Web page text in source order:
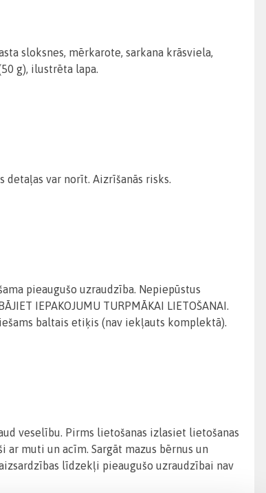
sloksnes, mērkarote, sarkana krāsviela,
g), ilustrēta lapa.
detaļas var norīt. Aizrīšanās risks.
pieaugušo uzraudzība. Nepiepūstus
IEPAKOJUMU TURPMĀKAI LIETOŠANAI.
baltais etiķis (nav iekļauts komplektā).
veselību. Pirms lietošanas izlasiet lietošanas
muti un acīm. Sargāt mazus bērnus un
līdzekļi pieaugušo uzraudzībai nav